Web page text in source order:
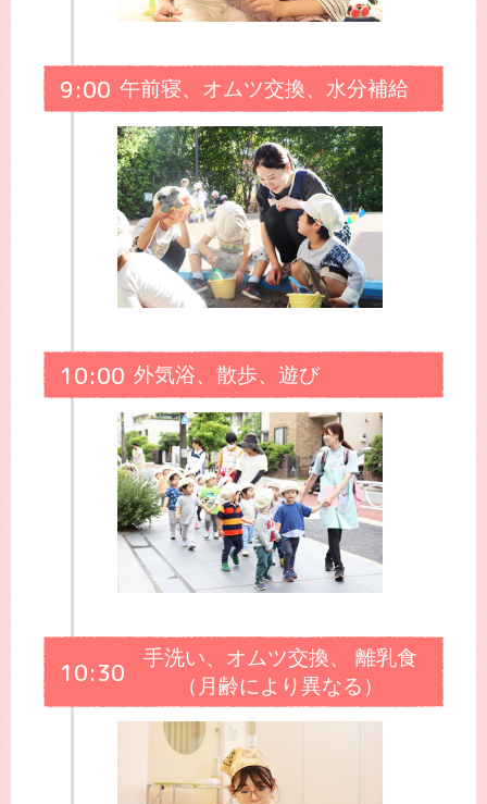
9:00 午前寝、オムツ交換、水分補給
10:00 外気浴、散歩、遊び
10:30
手洗い、オムツ交換、 離乳食
（月齢により異なる）